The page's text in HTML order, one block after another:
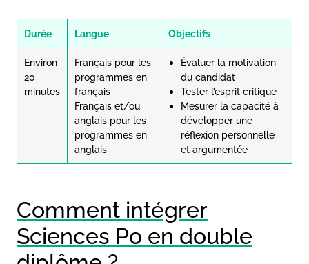
Durée Langue Objectifs
Environ
20
minutes
Français pour les
programmes en
français
Français et/ou
anglais pour les
programmes en
anglais
Évaluer la motivation
du candidat
Tester l’esprit critique
Mesurer la capacité à
développer une
réflexion personnelle
et argumentée
Comment intégrer
Sciences Po en double